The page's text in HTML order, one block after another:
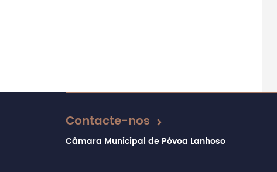
Contacte-nos
Câmara Municipal de Póvoa Lanhoso